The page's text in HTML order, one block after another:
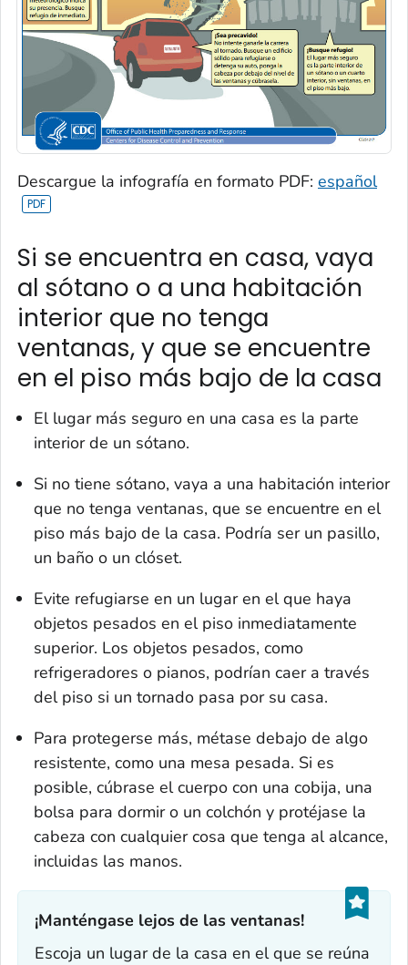
Descargue la infografía en formato PDF: español
Si se encuentra en casa, vaya
al sótano o a una habitación
interior que no tenga
ventanas, y que se encuentre
en el piso más bajo de la casa
El lugar más seguro en una casa es la parte
interior de un sótano.
Si no tiene sótano, vaya a una habitación interior
que no tenga ventanas, que se encuentre en el
piso más bajo de la casa. Podría ser un pasillo,
un baño o un clóset.
Evite refugiarse en un lugar en el que haya
objetos pesados en el piso inmediatamente
superior. Los objetos pesados, como
refrigeradores o pianos, podrían caer a través
del piso si un tornado pasa por su casa.
Para protegerse más, métase debajo de algo
resistente, como una mesa pesada. Si es
posible, cúbrase el cuerpo con una cobija, una
bolsa para dormir o un colchón y protéjase la
cabeza con cualquier cosa que tenga al alcance,
incluidas las manos.
¡Manténgase lejos de las ventanas!‎
Escoja un lugar de la casa en el que se reúna